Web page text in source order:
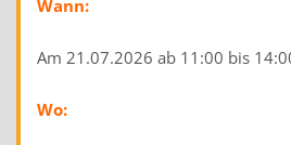
Wann:
Am 21.07.2026 ab 11:00 bis
Wo: